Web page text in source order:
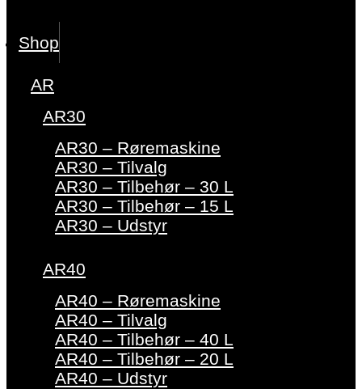
Shop
AR
AR30
AR30 – Røremaskine
AR30 – Tilvalg
AR30 – Tilbehør – 30 L
AR30 – Tilbehør – 15 L
AR30 – Udstyr
AR40
AR40 – Røremaskine
AR40 – Tilvalg
AR40 – Tilbehør – 40 L
AR40 – Tilbehør – 20 L
AR40 – Udstyr